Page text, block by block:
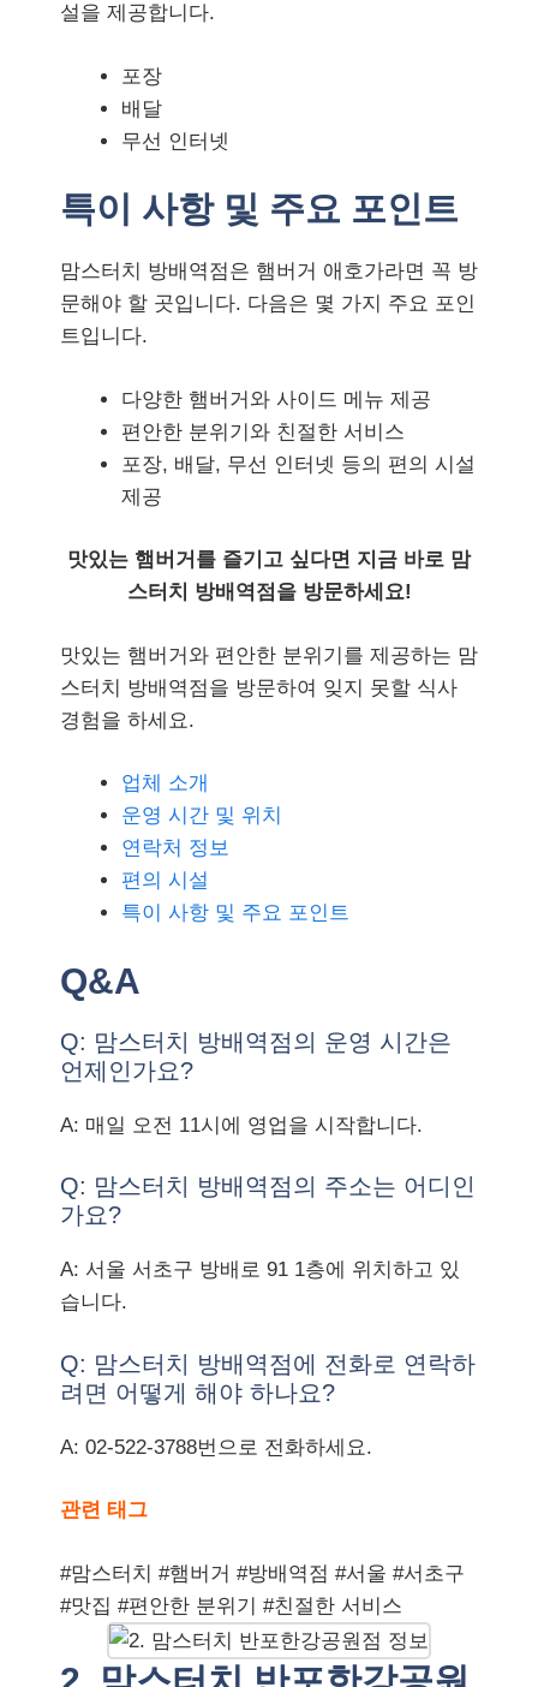
설을 제공합니다.
포장
배달
무선 인터넷
특이 사항 및 주요 포인트
맘스터치 방배역점은 햄버거 애호가라면 꼭 방
문해야 할 곳입니다. 다음은 몇 가지 주요 포인
트입니다.
다양한 햄버거와 사이드 메뉴 제공
편안한 분위기와 친절한 서비스
포장, 배달, 무선 인터넷 등의 편의 시설
제공
맛있는 햄버거를 즐기고 싶다면 지금 바로 맘
스터치 방배역점을 방문하세요!
맛있는 햄버거와 편안한 분위기를 제공하는 맘
스터치 방배역점을 방문하여 잊지 못할 식사
경험을 하세요.
업체 소개
운영 시간 및 위치
연락처 정보
편의 시설
특이 사항 및 주요 포인트
Q&A
Q: 맘스터치 방배역점의 운영 시간은
언제인가요?
A: 매일 오전 11시에 영업을 시작합니다.
Q: 맘스터치 방배역점의 주소는 어디인
가요?
A: 서울 서초구 방배로 91 1층에 위치하고 있
습니다.
Q: 맘스터치 방배역점에 전화로 연락하
려면 어떻게 해야 하나요?
A: 02-522-3788번으로 전화하세요.
관련 태그
#맘스터치 #햄버거 #방배역점 #서울 #서초구
#맛집 #편안한 분위기 #친절한 서비스